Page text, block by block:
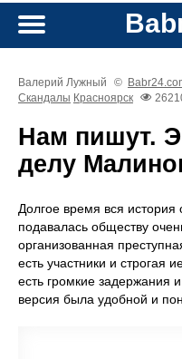
Валерий Лужный ©
Скандалы Красноярск
Нам пишут.
делу
Долгое время вся история
подавалась обществу
организованная
есть участники и строгая
есть громкие задержания
версия была удобной и